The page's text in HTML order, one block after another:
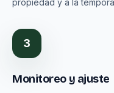
propiedad y a la
3
Monitoreo y ajuste